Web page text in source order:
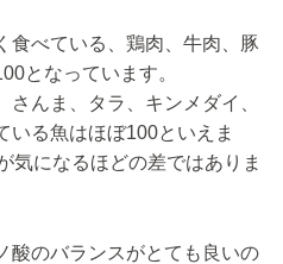
食べている、鶏肉、牛肉、豚
となっています。
んま、タラ、キンメダイ、
いる魚はほぼ100といえま
気になるほどの差ではありま
酸のバランスがとても良いの